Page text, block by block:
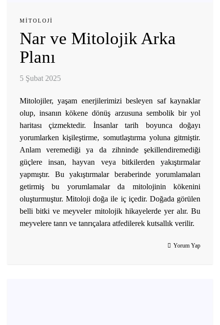
MITOLOJI
Nar ve Mitolojik Arka
Planı
5 Şubat 2025
Mitolojiler, yaşam enerjilerimizi besleyen saf kaynaklar
olup, insanın kökene dönüş arzusuna sembolik bir yol
haritası çizmektedir. İnsanlar tarih boyunca doğayı
yorumlarken kişileştirme, somutlaştırma yoluna gitmiştir.
Anlam veremediği ya da zihninde şekillendiremediği
güçlere insan, hayvan veya bitkilerden yakıştırmalar
yapmıştır. Bu yakıştırmalar beraberinde yorumlamaları
getirmiş bu yorumlamalar da mitolojinin kökenini
oluşturmuştur. Mitoloji doğa ile iç içedir. Doğada görülen
belli bitki ve meyveler mitolojik hikayelerde yer alır. Bu
meyvelere tanrı ve tanrıçalara atfedilerek kutsallık verilir.
Yorum Yap